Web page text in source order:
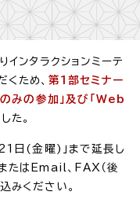
ンタラクションミーテ
ため、 第1部セミナー
みの参加」及び「Web
た。
日(金曜)」まで延長し
たはEmail、FAX（後
みください。